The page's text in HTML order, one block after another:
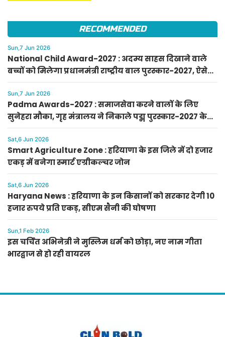
RECOMMENDED
Sun,7 Jun 2026
National Child Award-2027 : अदम्य साहस दिखाने वाले
बच्चों को मिलेगा प्रधानमंत्री राष्ट्रीय बाल पुरस्कार-2027, ऐसे
करें आवेदन
Sun,7 Jun 2026
Padma Awards-2027 : समाजसेवा करने वालों के लिए
सुनेहरा मौका, गृह मंत्रालय ने निकाले पद्म पुरस्कार-2027 के
लिए आवेदन
Sat,6 Jun 2026
Smart Agriculture Zone : हरियाणा के इस जिले में दो हजार
एकड़ में बनेगा स्मार्ट एग्रीकल्चर जोन
Sat,6 Jun 2026
Haryana News : हरियाणा के इन किसानों को सरकार देगी 10
हजार रुपये प्रति एकड़, सीएम सैनी की घोषणा
Sun,1 Feb 2026
इस चर्चित अभिनेत्री ने मुस्लिम धर्म को छोड़ा, नए नाम गीता
भारद्वाज से हो रही वायरल